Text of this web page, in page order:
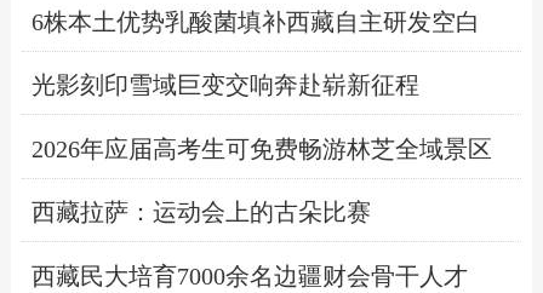
6株本土优势乳酸菌填补西藏自主研发空白
光影刻印雪域巨变交响奔赴崭新征程
2026年应届高考生可免费畅游林芝全域景区
西藏拉萨：运动会上的古朵比赛
西藏民大培育7000余名边疆财会骨干人才